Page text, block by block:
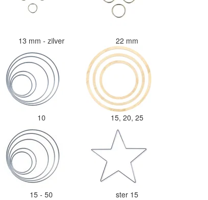
13 mm - zilver 22 mm
10 15, 20, 25
15 - 50 ster 15